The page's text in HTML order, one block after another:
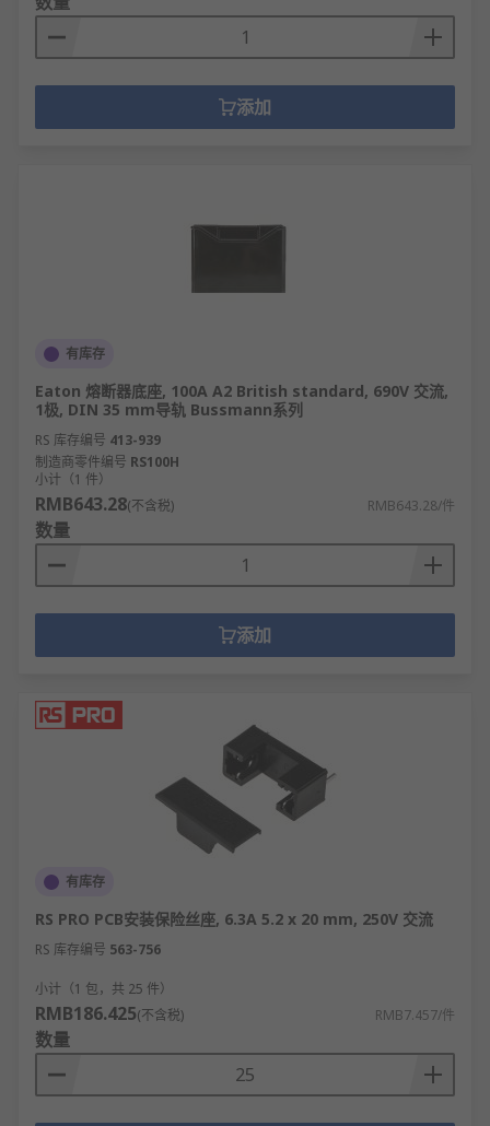
添加
有库存
Eaton 熔断器底座, 100A A2 British standard, 690V 交流,
1极, DIN 35 mm导轨 Bussmann系列
RS 库存编号 413-939
制造商零件编号 RS100H
小计（1 件）
RMB643.28(不含税) RMB643.28/件
数量
添加
有库存
RS PRO PCB安装保险丝座, 6.3A 5.2 x 20 mm, 250V 交流
RS 库存编号 563-756
小计（1 包，共 25 件）
RMB186.425(不含税) RMB7.457/件
数量